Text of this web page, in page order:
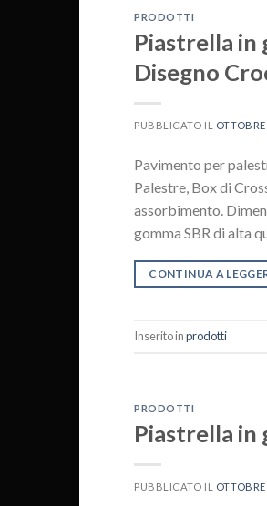
PRODOTTI
Piastrella in
Disegno
PUBBLICATO IL
Pavimento per
Palestre, Box di
assorbimento.
gomma SBR di alta
CONTINUA A
Inserito inprodotti
PRODOTTI
Piastrella in
PUBBLICATO IL